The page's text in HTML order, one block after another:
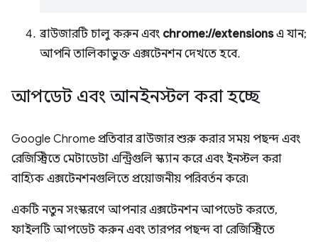
ব্রাউজারটি চালু করুন এবং chrome://extensionsএ যান;
আপনি তালিকাভুক্ত এক্সটেনশন দেখতে হবে.
আপডেট এবং আনইনস্টল করা হচ্ছে
Google Chrome প্রতিবার ব্রাউজার শুরু করার সময় পছন্দ এবং
রেজিস্ট্রিতে মেটাডেটা এন্ট্রিগুলি স্ক্যান করে এবং ইনস্টল করা
বাহ্যিক এক্সটেনশনগুলিতে প্রয়োজনীয় পরিবর্তন করে৷
একটি নতুন সংস্করণে আপনার এক্সটেনশন আপডেট করতে,
ফাইলটি আপডেট করুন এবং তারপর পছন্দ বা রেজিস্ট্রিতে